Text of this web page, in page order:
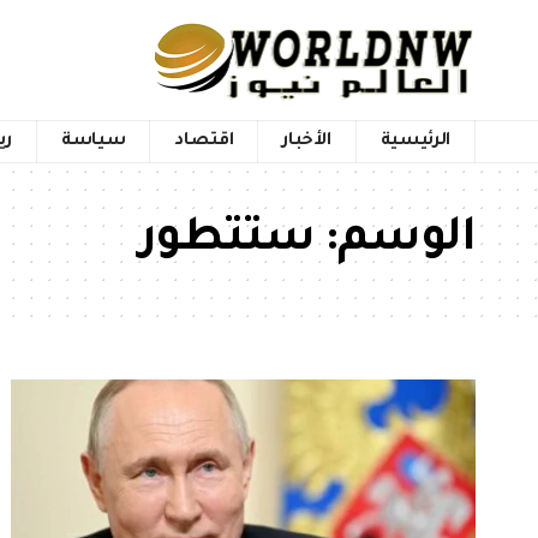
الرئيسية الأخبار اقتصاد سياسة
الوسم:ستتطور